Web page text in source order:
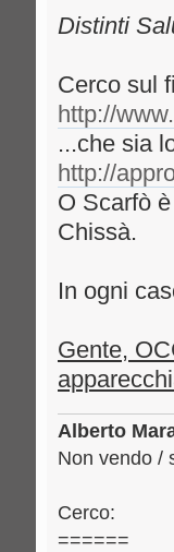
Distinti
Cerco sul
http://
...che sia
http://
O Scarfò
Chissà.
In ogni
Gente,
Alberto
Non vendo /
Cerco:
======